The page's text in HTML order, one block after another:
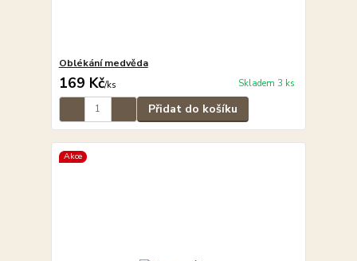
Oblékání medvěda
169 Kč/ks Skladem 3 ks
Přidat do košíku
Akce